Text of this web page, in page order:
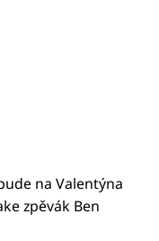
na Valentýna
zpěvák Ben